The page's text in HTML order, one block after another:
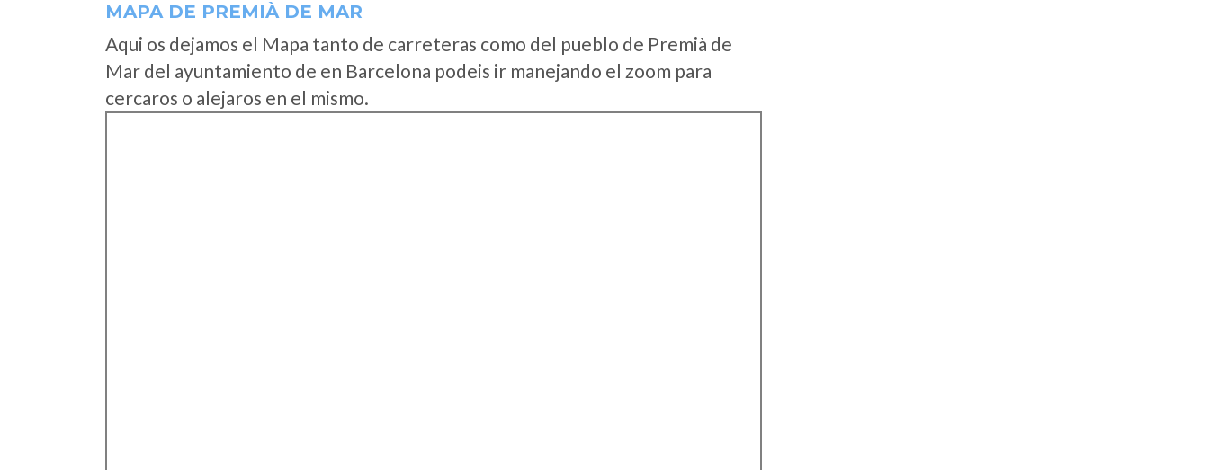
MAPA DE PREMIÀ DE MAR
Aqui os dejamos el Mapa tanto de carreteras como del pueblo de Premià de
Mar del ayuntamiento de en Barcelona podeis ir manejando el zoom para
cercaros o alejaros en el mismo.